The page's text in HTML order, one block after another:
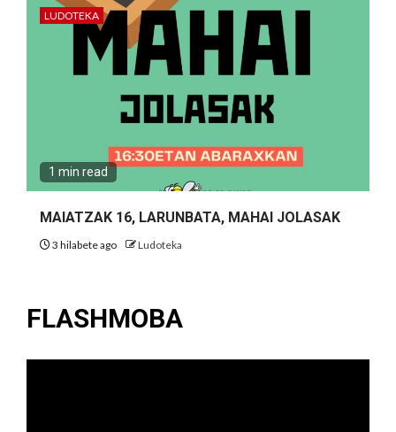
LUDOTEKA
1 min read
MAIATZAK 16, LARUNBATA, MAHAI JOLASAK
3 hilabete ago Ludoteka
FLASHMOBA